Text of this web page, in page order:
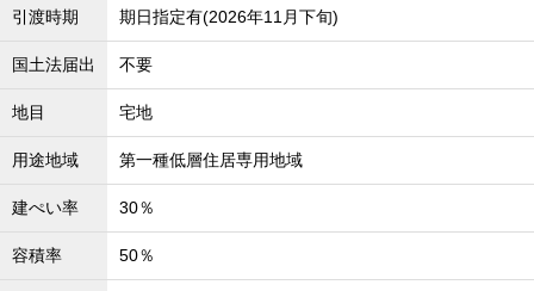
引渡時期 期日指定有(2026年11月下旬)
国土法届出 不要
地目 宅地
用途地域 第一種低層住居専用地域
建ぺい率 30％
容積率 50％